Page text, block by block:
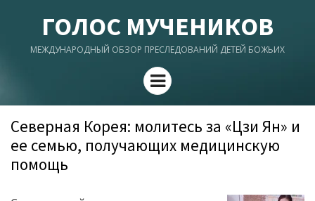
ГОЛОС МУЧЕНИКОВ
МЕЖДУНАРОДНЫЙ ОБЗОР ПРЕСЛЕДОВАНИЙ ДЕТЕЙ БОЖЬИХ
Menu
Северная Корея: молитесь за «Цзи Ян» и
ее семью, получающих медицинскую
помощь